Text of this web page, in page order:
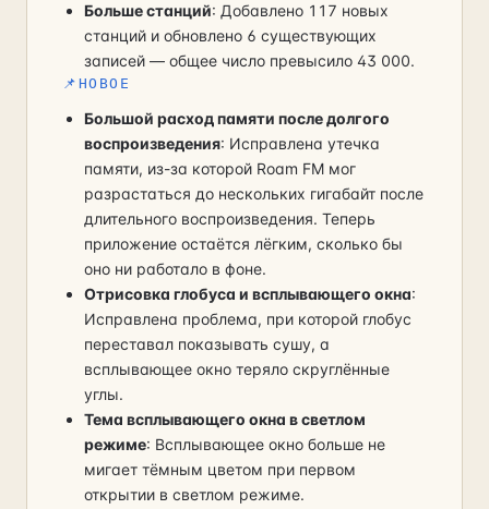
Больше станций: Добавлено 117 новых
станций и обновлено 6 существующих
записей — общее число превысило 43 000.
📌 НОВОЕ
Большой расход памяти после долгого
воспроизведения: Исправлена утечка
памяти, из-за которой Roam FM мог
разрастаться до нескольких гигабайт после
длительного воспроизведения. Теперь
приложение остаётся лёгким, сколько бы
оно ни работало в фоне.
Отрисовка глобуса и всплывающего окна:
Исправлена проблема, при которой глобус
переставал показывать сушу, а
всплывающее окно теряло скруглённые
углы.
Тема всплывающего окна в светлом
режиме: Всплывающее окно больше не
мигает тёмным цветом при первом
открытии в светлом режиме.